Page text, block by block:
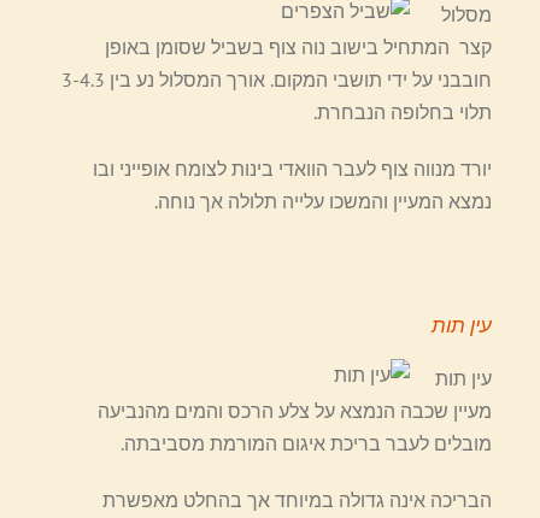
מסלול
קצר המתחיל בישוב נוה צוף בשביל שסומן באופן
חובבני על ידי תושבי המקום. אורך המסלול נע בין 3-4.3
תלוי בחלופה הנבחרת.
יורד מנווה צוף לעבר הוואדי בינות לצומח אופייני ובו
נמצא המעיין והמשכו עלייה תלולה אך נוחה.
עין תות
עין תות
מעיין שכבה הנמצא על צלע הרכס והמים מהנביעה
מובלים לעבר בריכת איגום המורמת מסביבתה.
הבריכה אינה גדולה במיוחד אך בהחלט מאפשרת